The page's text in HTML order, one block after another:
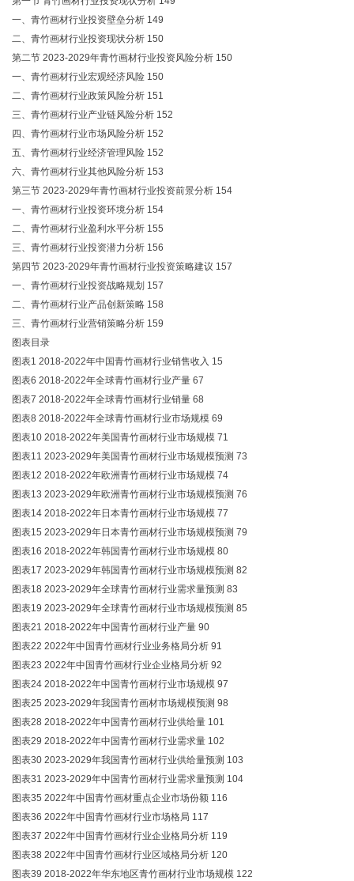
一、青竹画材行业投资壁垒分析 149
二、青竹画材行业投资现状分析 150
第二节 2023-2029年青竹画材行业投资风险分析 150
一、青竹画材行业宏观经济风险 150
二、青竹画材行业政策风险分析 151
三、青竹画材行业产业链风险分析 152
四、青竹画材行业市场风险分析 152
五、青竹画材行业经济管理风险 152
六、青竹画材行业其他风险分析 153
第三节 2023-2029年青竹画材行业投资前景分析 154
一、青竹画材行业投资环境分析 154
二、青竹画材行业盈利水平分析 155
三、青竹画材行业投资潜力分析 156
第四节 2023-2029年青竹画材行业投资策略建议 157
一、青竹画材行业投资战略规划 157
二、青竹画材行业产品创新策略 158
三、青竹画材行业营销策略分析 159
图表目录
图表1 2018-2022年中国青竹画材行业销售收入 15
图表6 2018-2022年全球青竹画材行业产量 67
图表7 2018-2022年全球青竹画材行业销量 68
图表8 2018-2022年全球青竹画材行业市场规模 69
图表10 2018-2022年美国青竹画材行业市场规模 71
图表11 2023-2029年美国青竹画材行业市场规模预测 73
图表12 2018-2022年欧洲青竹画材行业市场规模 74
图表13 2023-2029年欧洲青竹画材行业市场规模预测 76
图表14 2018-2022年日本青竹画材行业市场规模 77
图表15 2023-2029年日本青竹画材行业市场规模预测 79
图表16 2018-2022年韩国青竹画材行业市场规模 80
图表17 2023-2029年韩国青竹画材行业市场规模预测 82
图表18 2023-2029年全球青竹画材行业需求量预测 83
图表19 2023-2029年全球青竹画材行业市场规模预测 85
图表21 2018-2022年中国青竹画材行业产量 90
图表22 2022年中国青竹画材行业业务格局分析 91
图表23 2022年中国青竹画材行业企业格局分析 92
图表24 2018-2022年中国青竹画材行业市场规模 97
图表25 2023-2029年我国青竹画材市场规模预测 98
图表28 2018-2022年中国青竹画材行业供给量 101
图表29 2018-2022年中国青竹画材行业需求量 102
图表30 2023-2029年我国青竹画材行业供给量预测 103
图表31 2023-2029年中国青竹画材行业需求量预测 104
图表35 2022年中国青竹画材重点企业市场份额 116
图表36 2022年中国青竹画材行业市场格局 117
图表37 2022年中国青竹画材行业企业格局分析 119
图表38 2022年中国青竹画材行业区域格局分析 120
图表39 2018-2022年华东地区青竹画材行业市场规模 122